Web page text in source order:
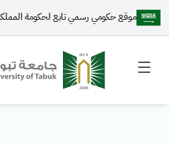
موقع حكومي رسمي تابع لحكومة المملكة
Toggle
menu
Toggle
menu